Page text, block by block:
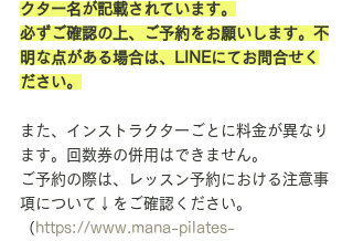
クター名が記載されています。
必ずご確認の上、ご予約をお願いします。不
明な点がある場合は、LINEにてお問合せく
ださい。
また、インストラクターごとに料金が異なり
ます。回数券の併用はできません。
ご予約の際は、レッスン予約における注意事
項について↓をご確認ください。
（ https://www.mana-pilates-